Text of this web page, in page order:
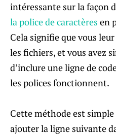
intéressante sur la façon
la police de caractères en
Cela signifie que vous
les fichiers, et vous avez
d’inclure une ligne de
les polices fonctionnent.
Cette méthode est simple
ajouter la ligne suivante